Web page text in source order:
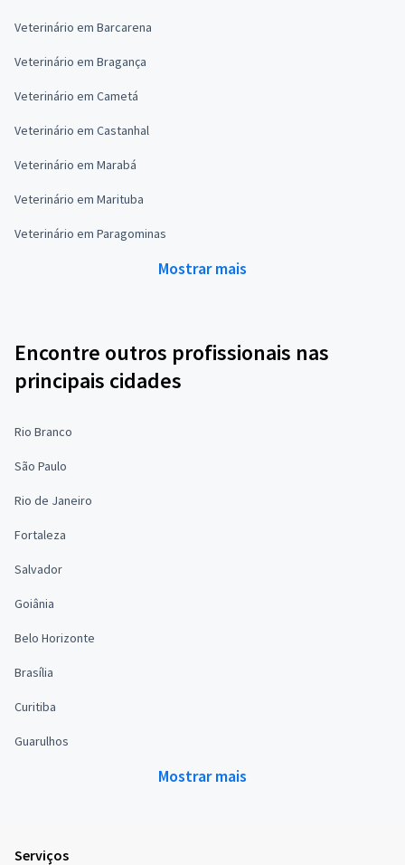
Veterinário em Barcarena
Veterinário em Bragança
Veterinário em Cametá
Veterinário em Castanhal
Veterinário em Marabá
Veterinário em Marituba
Veterinário em Paragominas
Mostrar mais
Encontre outros profissionais nas
principais cidades
Rio Branco
São Paulo
Rio de Janeiro
Fortaleza
Salvador
Goiânia
Belo Horizonte
Brasília
Curitiba
Guarulhos
Mostrar mais
Serviços